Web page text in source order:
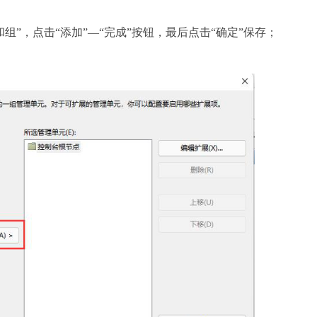
点击“添加”—“完成”按钮，最后点击“确定”保存；